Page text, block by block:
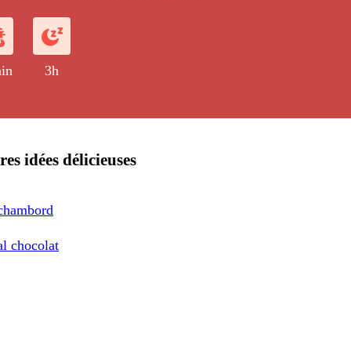
3h
idées délicieuses
chocolat